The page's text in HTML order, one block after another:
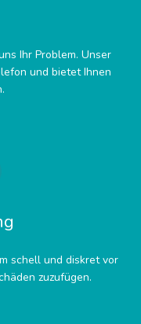
Ihr Problem. Unser
und bietet Ihnen
schell und diskret vor
zuzufügen.